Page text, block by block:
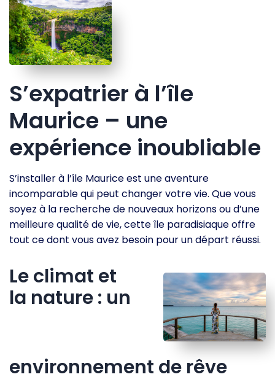
S’expatrier à l’île
Maurice – une
expérience inoubliable
S’installer à l’île Maurice est une aventure
incomparable qui peut changer votre vie. Que vous
soyez à la recherche de nouveaux horizons ou d’une
meilleure qualité de vie, cette île paradisiaque offre
tout ce dont vous avez besoin pour un départ réussi.
Le climat et
la nature : un
environnement de rêve